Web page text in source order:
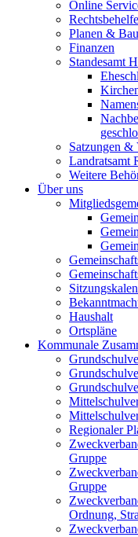
Online
Rechtsbehelfe
Planen &
Finanzen
Standesamt
Satzungen &
Landratsamt
Weitere
Über uns
Haushalt
Ortspläne
Kommunale
Regionaler
Gruppe
Gruppe
Ordnung,